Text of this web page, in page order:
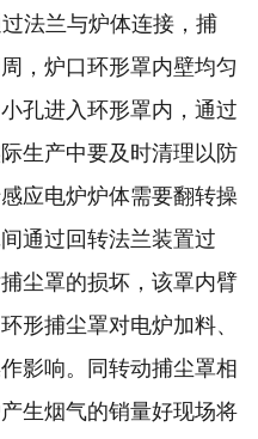
兰与炉体连接，捕
，炉口环形罩内壁均匀
孔进入环形罩内，通过
生产中要及时清理以防
应电炉炉体需要翻转操
通过回转法兰装置过
尘罩的损坏，该罩内臂
形捕尘罩对电炉加料、
影响。同转动捕尘罩相
生烟气的销量好现场将